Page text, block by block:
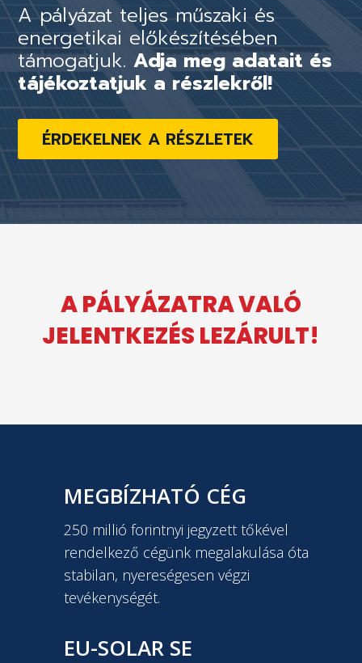
A pályázat teljes műszaki és
energetikai előkészítésében
támogatjuk.Adja meg adatait és
tájékoztatjuk a részlekről!
ÉRDEKELNEK A RÉSZLETEK
A PÁLYÁZATRA VALÓ
JELENTKEZÉS LEZÁRULT!
MEGBÍZHATÓ CÉG
250 millió forintnyi jegyzett tőkével
rendelkező cégünk megalakulása óta
stabilan, nyereségesen végzi
tevékenységét.
EU-SOLAR SE